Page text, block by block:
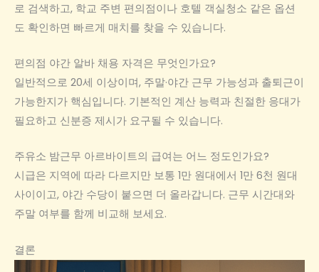
로 검색하고, 학교 주변 편의점이나 호텔 객실청소 같은 옵션
도 확인하면 빠르게 매치를 찾을 수 있습니다.
편의점 야간 알바 채용 자격은 무엇인가요?
일반적으로 20세 이상이며, 주말·야간 근무 가능성과 출퇴근이
가능한지가 핵심입니다. 기본적인 계산 능력과 친절한 응대가
필요하고 신분증 제시가 요구될 수 있습니다.
주유소 밤근무 아르바이트의 급여는 어느 정도인가요?
시급은 지역에 따라 다르지만 보통 1만 원대에서 1만 6천 원대
사이이고, 야간 수당이 붙으면 더 올라갑니다. 근무 시간대와
주말 여부를 함께 비교해 보세요.
결론